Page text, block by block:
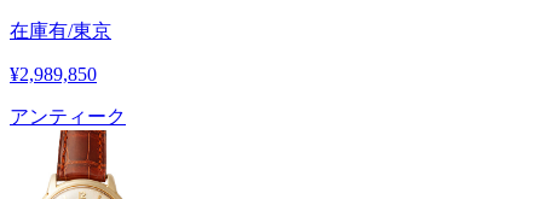
在庫有/東京
¥2,989,850
アンティーク